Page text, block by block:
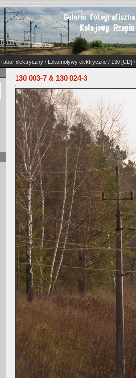
Tabor elektryczny / Lokomotywy elektryczne / 130 [CD] /
130 003-7 & 130 024-3